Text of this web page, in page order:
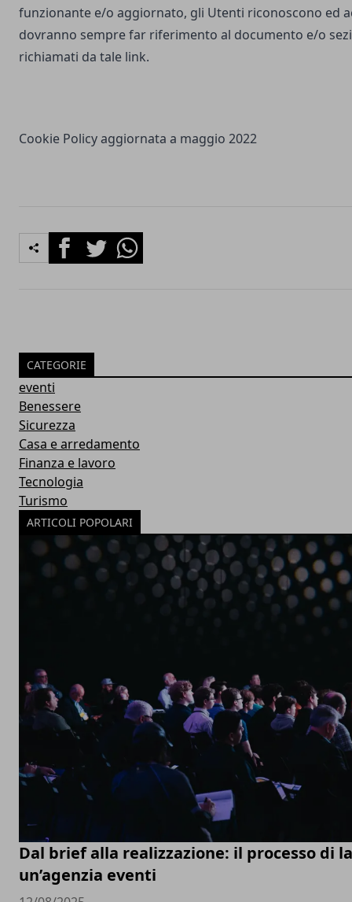
funzionante e/o aggiornato, gli Utenti riconoscono ed
dovranno sempre far riferimento al documento e/o
richiamati da tale link.
Cookie Policy aggiornata a maggio 2022
FacebookTwitterWhatsapp
CATEGORIE
eventi
Benessere
Sicurezza
Casa e arredamento
Finanza e lavoro
Tecnologia
Turismo
ARTICOLI POPOLARI
Dal brief alla realizzazione: il processo di
un’agenzia eventi